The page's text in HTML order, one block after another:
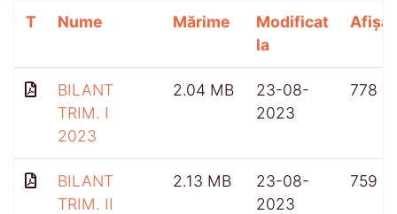
T Nume Mărime
Modificat
la
BILANT
TRIM. I
2023
2.04 MB
23-08-
2023
778
BILANT
TRIM. II
2.13 MB
23-08-
2023
759